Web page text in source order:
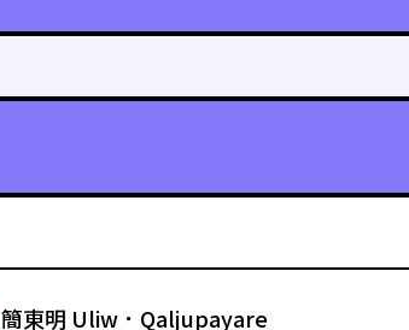
簡東明 Uliw．Qaljupayare